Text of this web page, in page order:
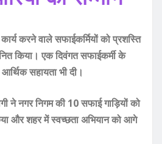
करने वाले सफाईकर्मियों को प्रशस्ति
किया। एक दिवंगत सफाईकर्मी के
सहायता भी दी।
ने नगर निगम की 10 सफाई गाड़ियों को
और शहर में स्वच्छता अभियान को आगे